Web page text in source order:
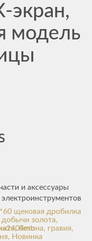
модель
и аксессуары
электроинструментов
щековая дробилка
золота,
бетона, гравия,
Новинка